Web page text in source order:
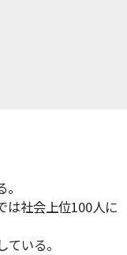
は社会上位100人に
いる。